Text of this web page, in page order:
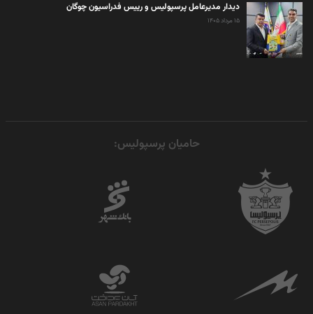
دیدار مدیرعامل پرسپولیس و رییس فدراسیون چوگان
۱۵ مرداد ۱۴۰۵
حامیان پرسپولیس: